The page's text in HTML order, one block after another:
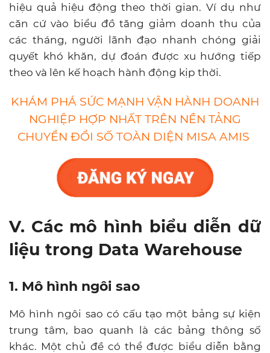
hiệu quả hiệu động theo thời gian. Ví dụ như
căn cứ vào biểu đồ tăng giảm doanh thu của
các tháng, người lãnh đạo nhanh chóng giải
quyết khó khăn, dự đoán được xu hướng tiếp
theo và lên kế hoạch hành động kịp thời.
KHÁM PHÁ SỨC MẠNH VẬN HÀNH DOANH
NGHIỆP HỢP NHẤT TRÊN NỀN TẢNG
CHUYỂN ĐỔI SỐ TOÀN DIỆN MISA AMIS
V. Các mô hình biểu diễn dữ
liệu trong Data Warehouse
1. Mô hình ngôi sao
Mô hình ngôi sao có cấu tạo một bảng sự kiện
trung tâm, bao quanh là các bảng thông số
khác. Một chủ đề có thể được biểu diễn bằng